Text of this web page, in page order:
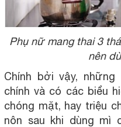
Phụ nữ mang thai 3
nên
Chính bởi vậy,
chính và có các biểu
chóng mặt, hay triệu
nôn sau khi dùng mì